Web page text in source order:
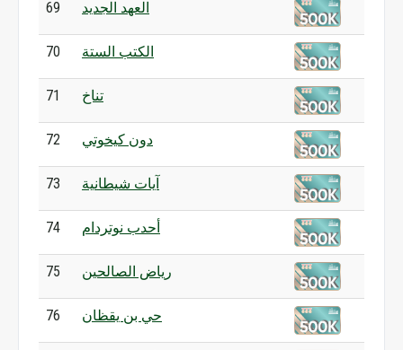
69 العهد الجديد
70 الكتب الستة
71 تناخ
72 دون كيخوتي
73 آيات شيطانية
74 أحدب نوتردام
75 رياض الصالحين
76 حي بن يقظان